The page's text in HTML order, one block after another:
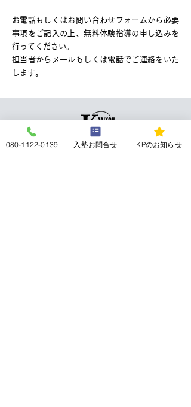
お電話もしくはお問い合わせフォームから必要
事項をご記入の上、無料体験指導の申し込みを
行ってください。
担当者からメールもしくは電話でご連絡をいた
します。
080-1122-0139 入塾お問合せ KPのお知らせ